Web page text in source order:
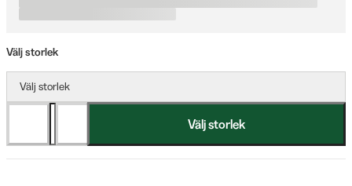
Välj storlek
Välj storlek
Välj storlek